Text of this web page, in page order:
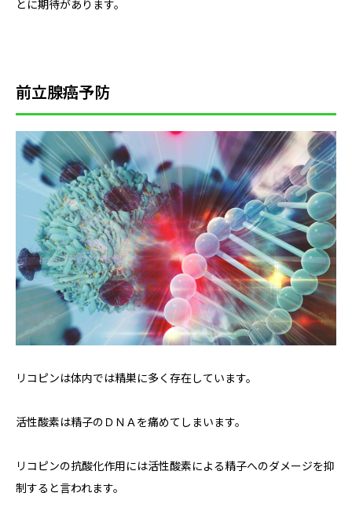
とに期待があります。
前立腺癌予防
リコピンは体内では精巣に多く存在しています。
活性酸素は精子のＤＮＡを痛めてしまいます。
リコピンの抗酸化作用には活性酸素による精子へのダメージを抑
制すると言われます。